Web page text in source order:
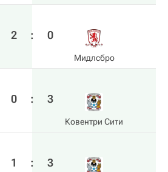
2 : 0
Мидлсбро
0 : 3
Ковентри Сити
1 : 3